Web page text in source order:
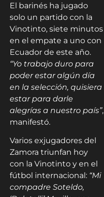
El barinés ha jugado
solo un partido con la
Vinotinto, siete minutos
en el empate a uno con
Ecuador de este año.
“Yo trabajo duro para
poder estar algún día
en la selección, quisiera
estar para darle
alegrías a nuestro país”,
manifestó.
Varios exjugadores del
Zamora triunfan hoy
con la Vinotinto y en el
fútbol internacional: “Mi
compadre Soteldo,